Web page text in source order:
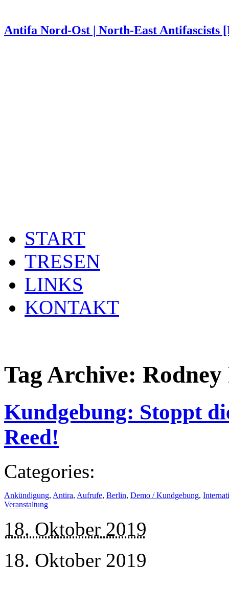
Antifa Nord-Ost | North-East Antifascists
START
TRESEN
LINKS
KONTAKT
Tag Archive: Rodney
Kundgebung: Stoppt
Reed!
Categories:
Ankündigung, Antira, Aufrufe, Berlin, Demo / Kundgebung,
Veranstaltung
18. Oktober 2019
18. Oktober 2019